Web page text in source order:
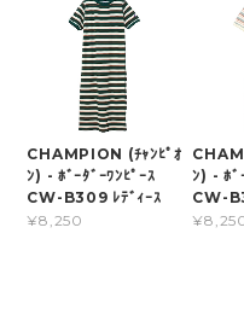
CHAMPION (ﾁｬﾝﾋﾟｵ
ﾝ) - ﾎﾞｰﾀﾞｰﾜﾝﾋﾟｰｽ
CW-B309 ﾚﾃﾞｨｰｽ
¥8,250
ﾝ) - ﾎﾞ
CW-